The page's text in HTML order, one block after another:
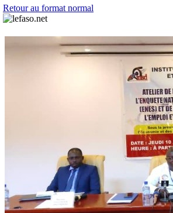
Retour au format normal